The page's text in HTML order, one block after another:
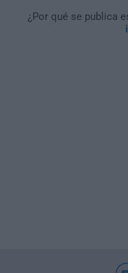
¿Por qué se publica